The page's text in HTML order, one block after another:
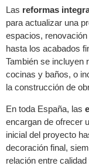
Las reformas
para actualizar una
espacios,
hasta los acabados
También se incluyen
cocinas y baños, o
la construcción de
En toda España, las
encargan de ofrecer
inicial del proyecto
decoración final,
relación entre